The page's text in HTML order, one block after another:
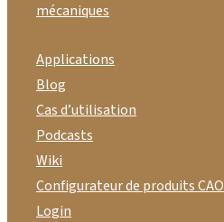
mécaniques
Applications
Blog
Cas d’utilisation
Podcasts
Wiki
Configurateur de produits CAO
Login